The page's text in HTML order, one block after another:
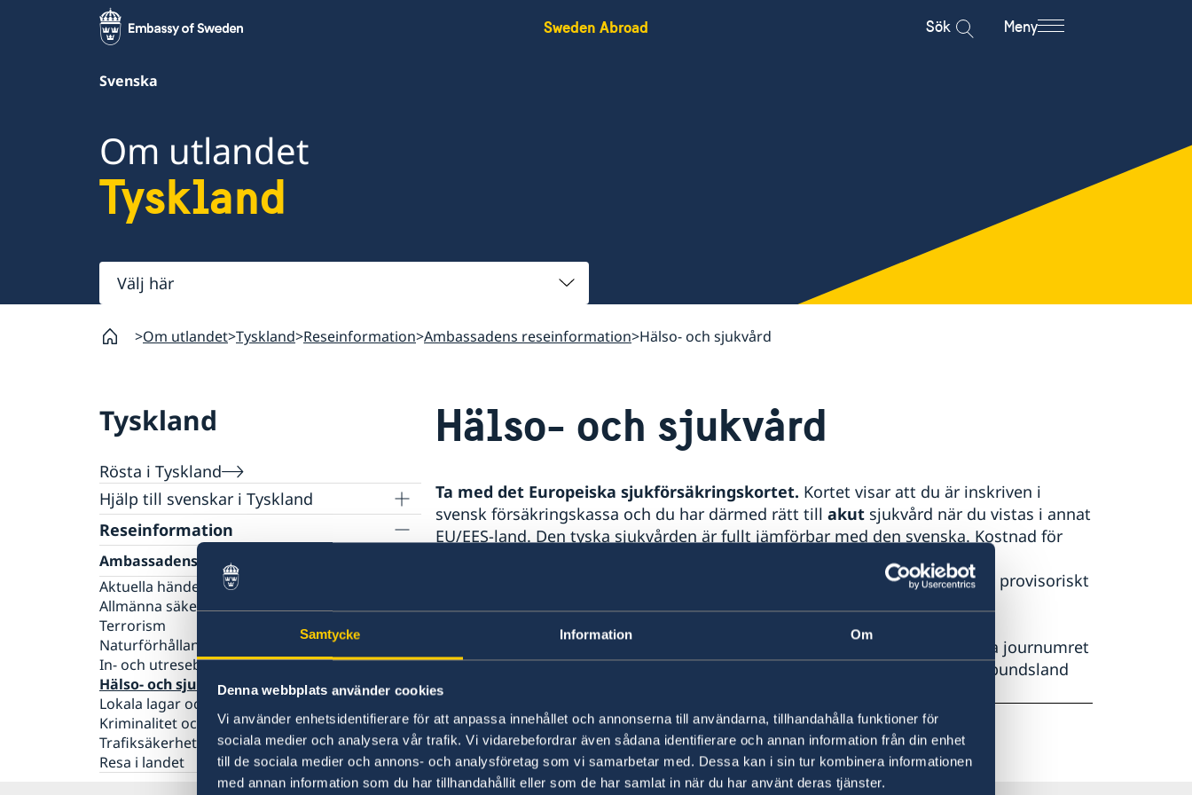
Samtycke Information Om
Denna webbplats använder cookies
Vi använder enhetsidentifierare för att anpassa innehållet och annonserna till användarna, tillhandahålla funktioner för
sociala medier och analysera vår trafik. Vi vidarebefordrar även sådana identifierare och annan information från din enhet
till de sociala medier och annons- och analysföretag som vi samarbetar med. Dessa kan i sin tur kombinera informationen
med annan information som du har tillhandahållit eller som de har samlat in när du har använt deras tjänster.
Sweden Abroad Sök Meny
Svenska
Om utlandet
Tyskland
Välj
här
Om utlandet Tyskland Reseinformation Ambassadens reseinformation Hälso- och sjukvård
Tyskland
Rösta i Tyskland
Hjälp till svenskar i Tyskland
Rösta i Tyskland
Val 2026
Pass och nationellt ID-kort
Ansökan om pass och nationellt ID-kort för
vuxen
Ansökan om pass och nationellt ID-kort för
minderårig
Ansökan om provisoriskt pass
Samordningsnummer
Behålla svenskt medborgarskap
Samordningsnummer
Gifta sig utomlands
Vigsel inför svensk vigselförrättare
Vigsel inför tysk/utländsk myndighet
Körkort
Avgifter
Reseinformation
Ambassadens reseinformation
Aktuella händelser
Allmänna säkerhetsläget
Terrorism
Naturförhållanden och katastrofer
In- och utresebestämmelser
Hälso- och sjukvård
Lokala lagar och sedvänjor
Kriminalitet och personlig säkerhet
Trafiksäkerhet
Resa i landet
Hälso- och sjukvård
Ta med det Europeiska sjukförsäkringskortet. Kortet visar att du är inskriven i
svensk försäkringskassa och du har därmed rätt till akutsjukvård när du vistas i annat
EU/EES-land. Den tyska sjukvården är fullt jämförbar med den svenska. Kostnad för
av kortet. Kortet beställs hos
. Har du glömt eller förlorat kortet kan du beställa ett provisoriskt
Vårdupplysning och jourhavande läkare
i Tyskland nås via det nationella journumret
116117. Mer information om öppettider och tillgänglighet i respektive förbundsland
finns på följande webbplats:
Senast uppdaterad 27 juli 2026, 10.03